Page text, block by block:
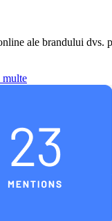
ale brandului dvs.